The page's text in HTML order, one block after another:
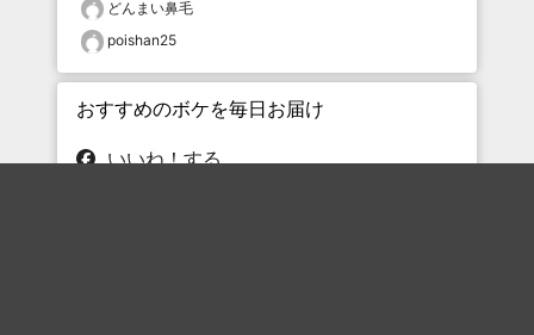
どんまい鼻毛
poishan25
おすすめのボケを毎日お届け
いいね！する